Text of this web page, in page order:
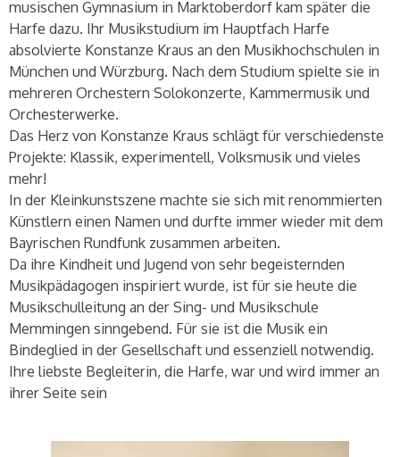
musischen Gymnasium in Marktoberdorf kam später die
Harfe dazu. Ihr Musikstudium im Hauptfach Harfe
absolvierte Konstanze Kraus an den Musikhochschulen in
München und Würzburg. Nach dem Studium spielte sie in
mehreren Orchestern Solokonzerte, Kammermusik und
Orchesterwerke.
Das Herz von Konstanze Kraus schlägt für verschiedenste
Projekte: Klassik, experimentell, Volksmusik und vieles
mehr!
In der Kleinkunstszene machte sie sich mit renommierten
Künstlern einen Namen und durfte immer wieder mit dem
Bayrischen Rundfunk zusammen arbeiten.
Da ihre Kindheit und Jugend von sehr begeisternden
Musikpädagogen inspiriert wurde, ist für sie heute die
Musikschulleitung an der Sing- und Musikschule
Memmingen sinngebend. Für sie ist die Musik ein
Bindeglied in der Gesellschaft und essenziell notwendig.
Ihre liebste Begleiterin, die Harfe, war und wird immer an
ihrer Seite sein